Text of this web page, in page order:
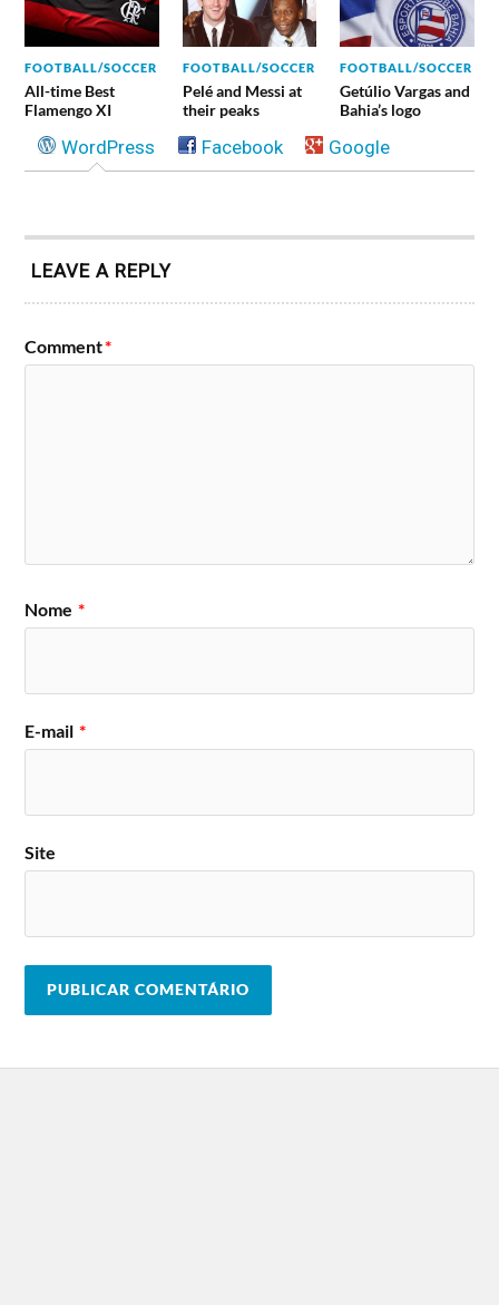
FOOTBALL/SOCCER
All-time Best
Flamengo XI
FOOTBALL/SOCCER
Pelé and Messi at
their peaks
FOOTBALL/SOCCER
Getúlio Vargas and
Bahia’s logo
WordPress Facebook Google
LEAVE A REPLY
Comment*
Nome *
E-mail *
Site